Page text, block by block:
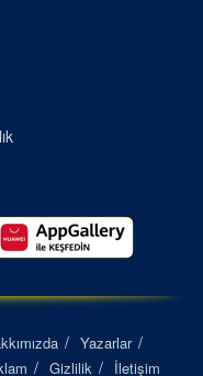
Yazarlar
Gizlilik İletişim